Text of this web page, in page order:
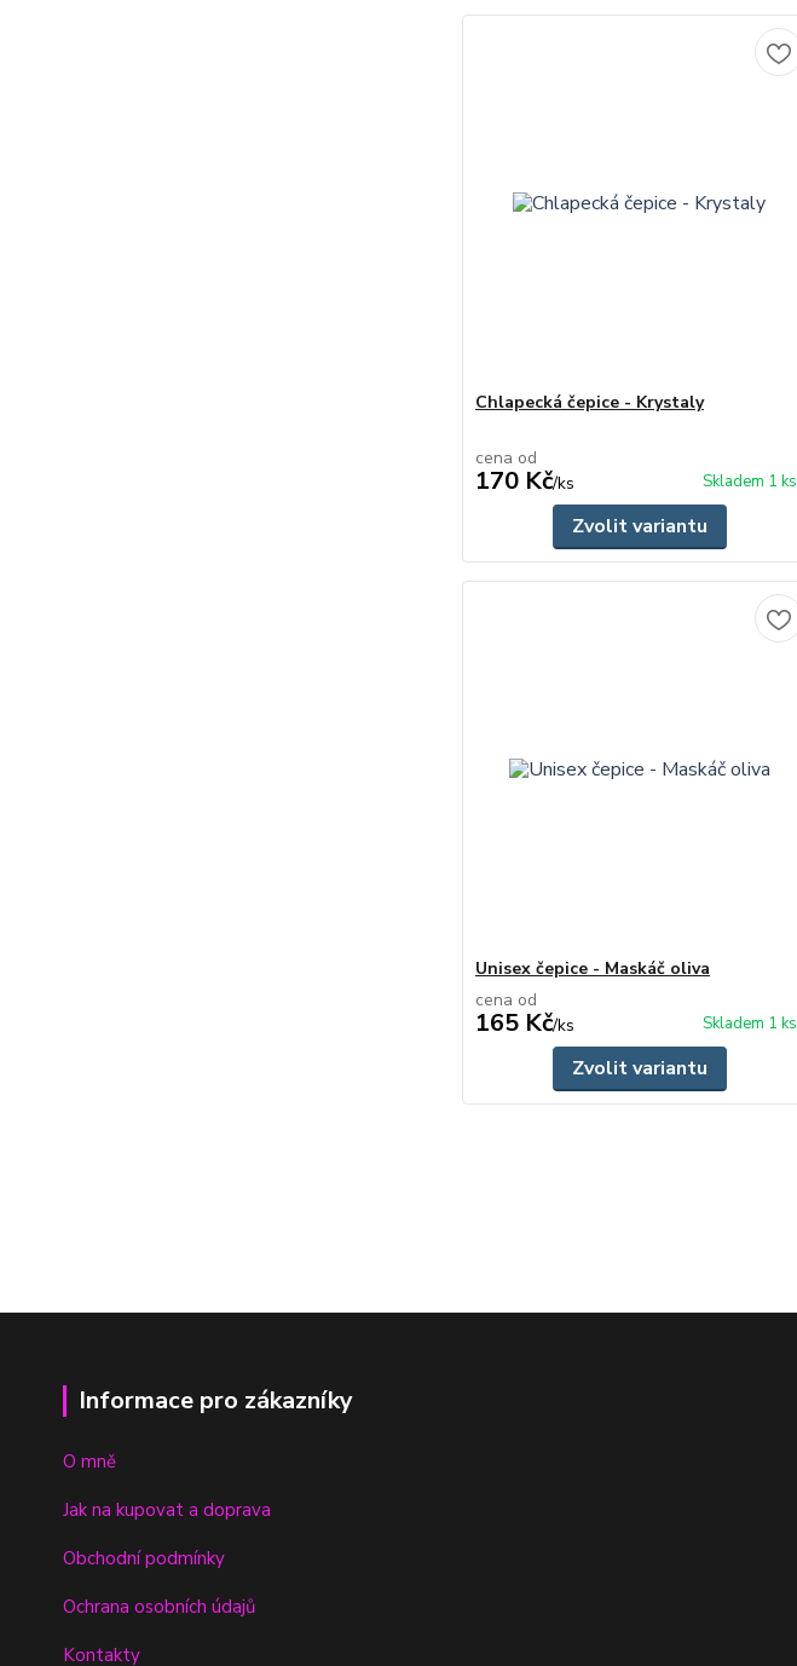
Chlapecká čepice - Krystaly
cena od
170 Kč/ks Skladem 1 ks
Zvolit variantu
Unisex čepice - Maskáč oliva
cena od
165 Kč/ks Skladem 1 ks
Zvolit variantu
Informace pro zákazníky
O mně
Jak na kupovat a doprava
Obchodní podmínky
Ochrana osobních údajů
Kontakty